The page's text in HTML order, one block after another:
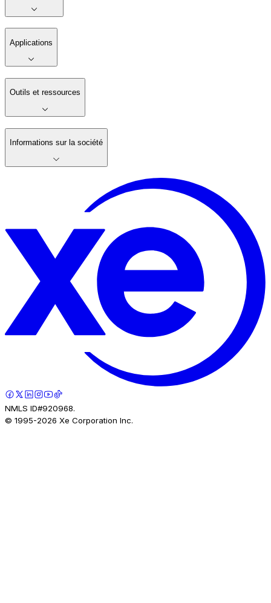
Applications
Outils et ressources
Informations sur la société
NMLS ID#920968.
© 1995-2026 Xe Corporation Inc.